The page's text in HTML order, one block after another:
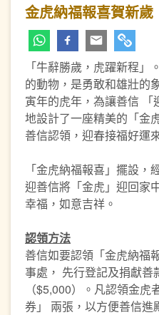
金虎納福報喜賀新歲
「牛辭勝歲，虎躍新程
的動物，是勇敢和雄壯的
寅年的虎年，為讓善信
地設計了一座精美的「金
善信認領，迎春接福好運
「金虎納福報喜」擺設
迎善信將「金虎」迎回家
幸福，如意吉祥。
認領方法
善信如要認領「金虎納福
事處， 先行登記及捐獻善
（$5,000）。凡認領金
券」 兩張，以方便善信進